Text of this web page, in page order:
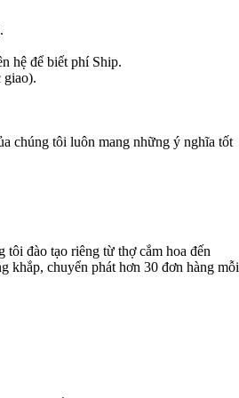
hệ để biết phí Ship.
giao).
chúng tôi luôn mang những ý nghĩa tốt
đào tạo riêng từ thợ cắm hoa đến
khắp, chuyển phát hơn 30 đơn hàng mỗi